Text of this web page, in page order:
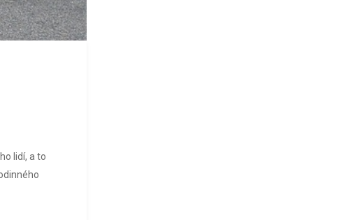
lidí, a to